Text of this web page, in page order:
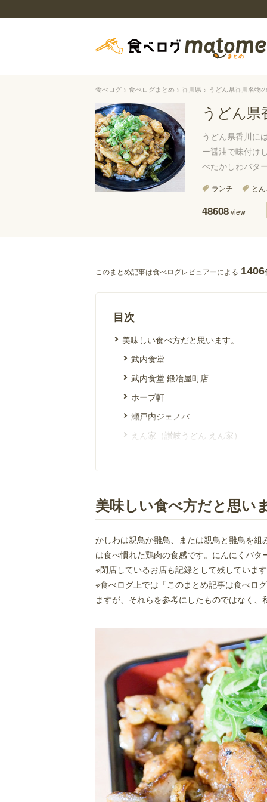
食べログ 食べログまとめ 香川県 うどん県香川名物
うどん
うどん県香川に
ー醤油で味付け
べたかしわバタ
ランチ と
48608view
このまとめ記事は食べログレビュアーによる 1406
目次
美味しい食べ方だと思います。
武内食堂
武内食堂 鍛冶屋町店
ホープ軒
瀬戸内ジェノバ
えん家（讃岐うどん えん家）
麺屋 空
とうか食堂
紹興酒家
エビス【番外編うどんバージョン】
川裕（ラーメン 川裕）
ほのぼの
宝来軒
麺屋 がんてつ
華香（横浜家系らーめん 華香）
美味しい食べ方だと思い
かしわは親鳥か雛鳥、または親鳥と雛鳥を
は食べ慣れた鶏肉の食感です。にんにくバ
※閉店しているお店も記録として残していま
※食べログ上では「このまとめ記事は食べロ
ますが、それらを参考にしたものではなく